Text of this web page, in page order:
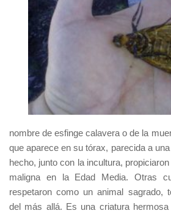
nombre de esfinge calavera o de la
que aparece en su tórax, parecida a
hecho, junto con la incultura,
maligna en la Edad Media. Otras
respetaron como un animal sagrado,
del más allá. Es una criatura